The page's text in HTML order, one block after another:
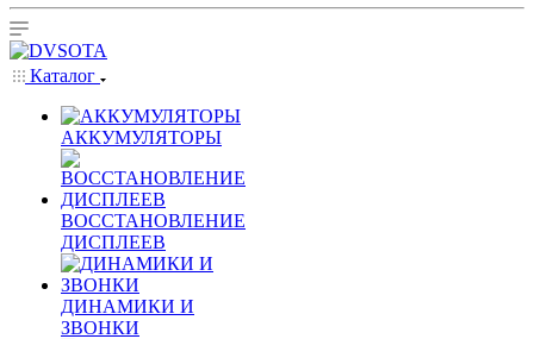
Каталог
АККУМУЛЯТОРЫ
ВОССТАНОВЛЕНИЕ
ДИСПЛЕЕВ
ДИНАМИКИ И
ЗВОНКИ